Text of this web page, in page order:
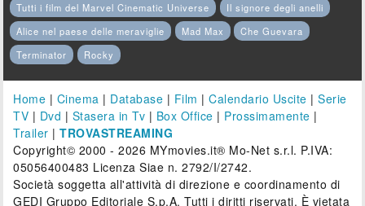
Tutti i film del Marvel Cinematic Universe
Il signore degli anelli
Alice nel paese delle meraviglie
Mad Max
Che Guevara
Terminator
Rocky
Home | Cinema | Database | Film |Calendario Uscite |Serie
TV | Dvd | Stasera in Tv | Box Office | Prossimamente |
Trailer |TROVASTREAMING
Copyright© 2000 - 2026 MYmovies.it® Mo-Net s.r.l. P.IVA:
05056400483 Licenza Siae n. 2792/I/2742.
Società soggetta all'attività di direzione e coordinamento di
GEDI Gruppo Editoriale S.p.A. Tutti i diritti riservati. È vietata